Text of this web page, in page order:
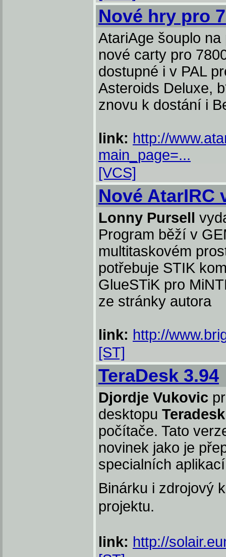
Nové hry pro
AtariAge šouplo
nové carty pro
dostupné i v PAL
Asteroids Deluxe,
znovu k dostání i
link: http://
main_page=...
[VCS]
Nové AtarIRC
Lonny Pursell
Program běží v
multitaskovém
potřebuje STIK
GlueSTiK pro
ze stránky autora
link: http://
[ST]
TeraDesk 3.94
Djordje Vukovic
desktopu Teradesk
počítače. Tato
novinek jako je
specialních
Binárku i zdrojový
projektu.
link: http://